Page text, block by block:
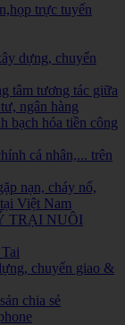
trực tuyến
dựng, chuyển
tâm tương tác giữa
ngân hàng
bạch hóa tiền công
cá nhân,... trên
nạn, cháy nổ,
Việt Nam
TRẠI NUÔI
chuyển giao &
chia sẻ